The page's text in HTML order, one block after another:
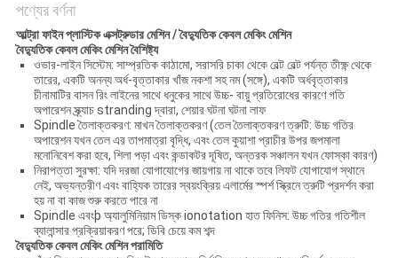
POLICY
পণ্যের বর্ণনা
আল্ট্রা ফাইন প্লাস্টিক এক্সট্রুডার মেশিন / বৈদ্যুতিক কেবল মেকিং মেশিন
বৈদ্যুতিক কেবল মেকিং মেশিন বৈশিষ্ট্য
ওভার-লাইন সিস্টেম: সাম্প্রতিক কাঠামো, সরাসরি চাকা থেকে বেল্ট বেল্ট পর্যন্ত তীক্ষ্ণ থেকে
তারের, একটি অনন্য অর্ধ-বৃত্তাকার খাঁজ নকশা সহ নম (সঙ্গে), একটি অর্ধবৃত্তাকার
চীনামাটির বাসন রিং লাইনের সাথে ধনুকের সাথে উচ্চ- বায়ু প্রতিরোধের কারণে গতি
অপারেশন স্ক্র্যাচ stranding দ্বারা, শেয়ার ঘটনা ঘটনা লাফ
Spindle তৈলাক্তকরণ: মাখন তৈলাক্তকরণ (তেল তৈলাক্তকরণ ত্রুটি: উচ্চ গতির
অপারেশন যখন তেল এর তাপমাত্রা বৃদ্ধি, এবং তেল কুয়াশা প্রাচীর উপর জপমালা
মনোনিবেশ করা হবে, শিলা পড়া এবং কন্ডাকটর দূষিত, অন্তরক সঞ্চালন যখন ফোস্কা কারণ)
নিরাপত্তা সুরক্ষা: যদি দরজা যোগাযোগের জায়গায় না থাকে তবে লিফট যোগাযোগ স্থানে
নেই, অভ্যন্তরীণ এবং বাহ্যিক তারের স্বয়ংক্রিয় এলার্মের স্পর্শ স্ক্রিনে ত্রুটি প্রদর্শন করা
হয় না বা কাজ শুরু করতে পারে না
Spindle এবংþ অ্যালুমিনিয়াম ডিস্ক ionotation হাত ফিনিস: উচ্চ গতির গতিশীল
ব্যালান্সার প্রক্রিয়াকরণ পরে; ডিবি চেয়ে কম শব্দ
বৈদ্যুতিক কেবল মেকিং মেশিন পরামিতি